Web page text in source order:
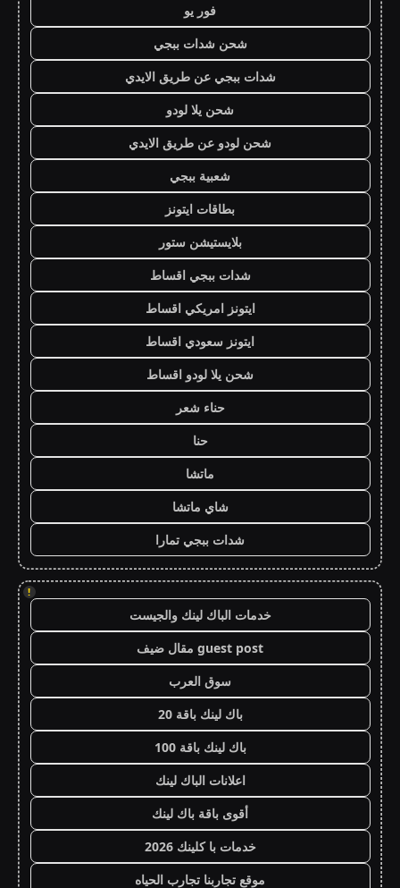
فور يو
شحن شدات ببجي
شدات ببجي عن طريق الايدي
شحن يلا لودو
شحن لودو عن طريق الايدي
شعبية ببجي
بطاقات ايتونز
بلايستيشن ستور
شدات ببجي اقساط
ايتونز امريكي اقساط
ايتونز سعودي اقساط
شحن يلا لودو اقساط
حناء شعر
حنا
ماتشا
شاي ماتشا
شدات ببجي تمارا
!
خدمات الباك لينك والجيست
guest post مقال ضيف
سوق العرب
باك لينك باقة 20
باك لينك باقة 100
اعلانات الباك لينك
أقوى باقة باك لينك
خدمات با كلينك 2026
موقع تجاربنا تجارب الحياه